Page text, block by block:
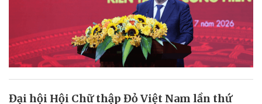
Đại hội Hội Chữ thập Đỏ Việt Nam lần thứ